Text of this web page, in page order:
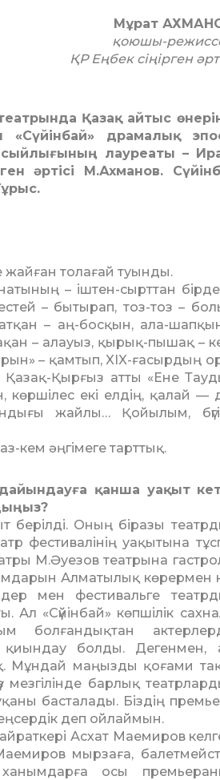
Мұрат
қоюшы-
ҚР Еңбек сіңірген
Қазақ айтыс
драмалық
лауреаты –
әртісі М.Ахманов.
жайған толағай туынды.
– іштен-сырттан
– бытырап, тоз-тоз –
– аң-босқын, ала-
– алауыз, қырық-пышақ –
– қамтып, XIX-ғасыр­дың
Қазақ-Қырғыз атты «Ене
көршілес екі елдің, қалай —
жайлы… Қойылым,
кем әңгімеге тарттық.
қанша уақыт
берілді. Оның біразы
фестивалінің уақытына
М.Әуезов театрына
Алматылық көрермен
мен фести­валь­ге
Ал «Сүйінбай» көп­шілік
болғандықтан
болды. Дегенмен,
Мұндай маңызды қо­ғами
мезгі­лін­де барлық
басталады. Біздің
деп ойлаймын.
Асхат Маемиров
мырзаға,
осы